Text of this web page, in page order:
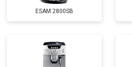
ESAM 2800SB